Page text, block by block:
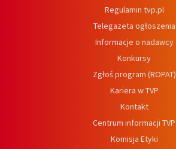
Regulamin tvp.pl
Telegazeta ogłoszenia
Informacje o nadawcy
Konkursy
Zgłoś program (ROPAT)
Kariera w TVP
Kontakt
Centrum informacji TVP
Komisja Etyki